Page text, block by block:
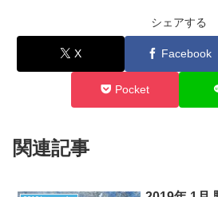
シェアする
X Facebook
Pocket
関連記事